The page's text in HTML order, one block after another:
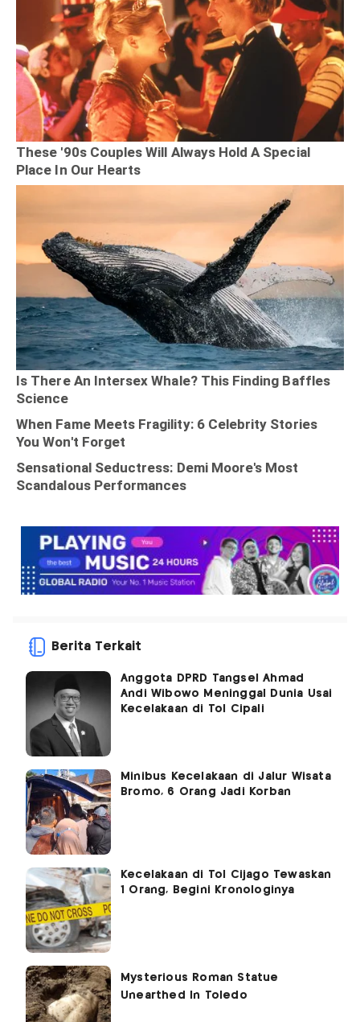
Berita Terkait
Anggota DPRD Tangsel Ahmad
Andi Wibowo Meninggal Dunia Usai
Kecelakaan di Tol Cipali
Minibus Kecelakaan di Jalur Wisata
Bromo, 6 Orang Jadi Korban
Kecelakaan di Tol Cijago Tewaskan
1 Orang, Begini Kronologinya